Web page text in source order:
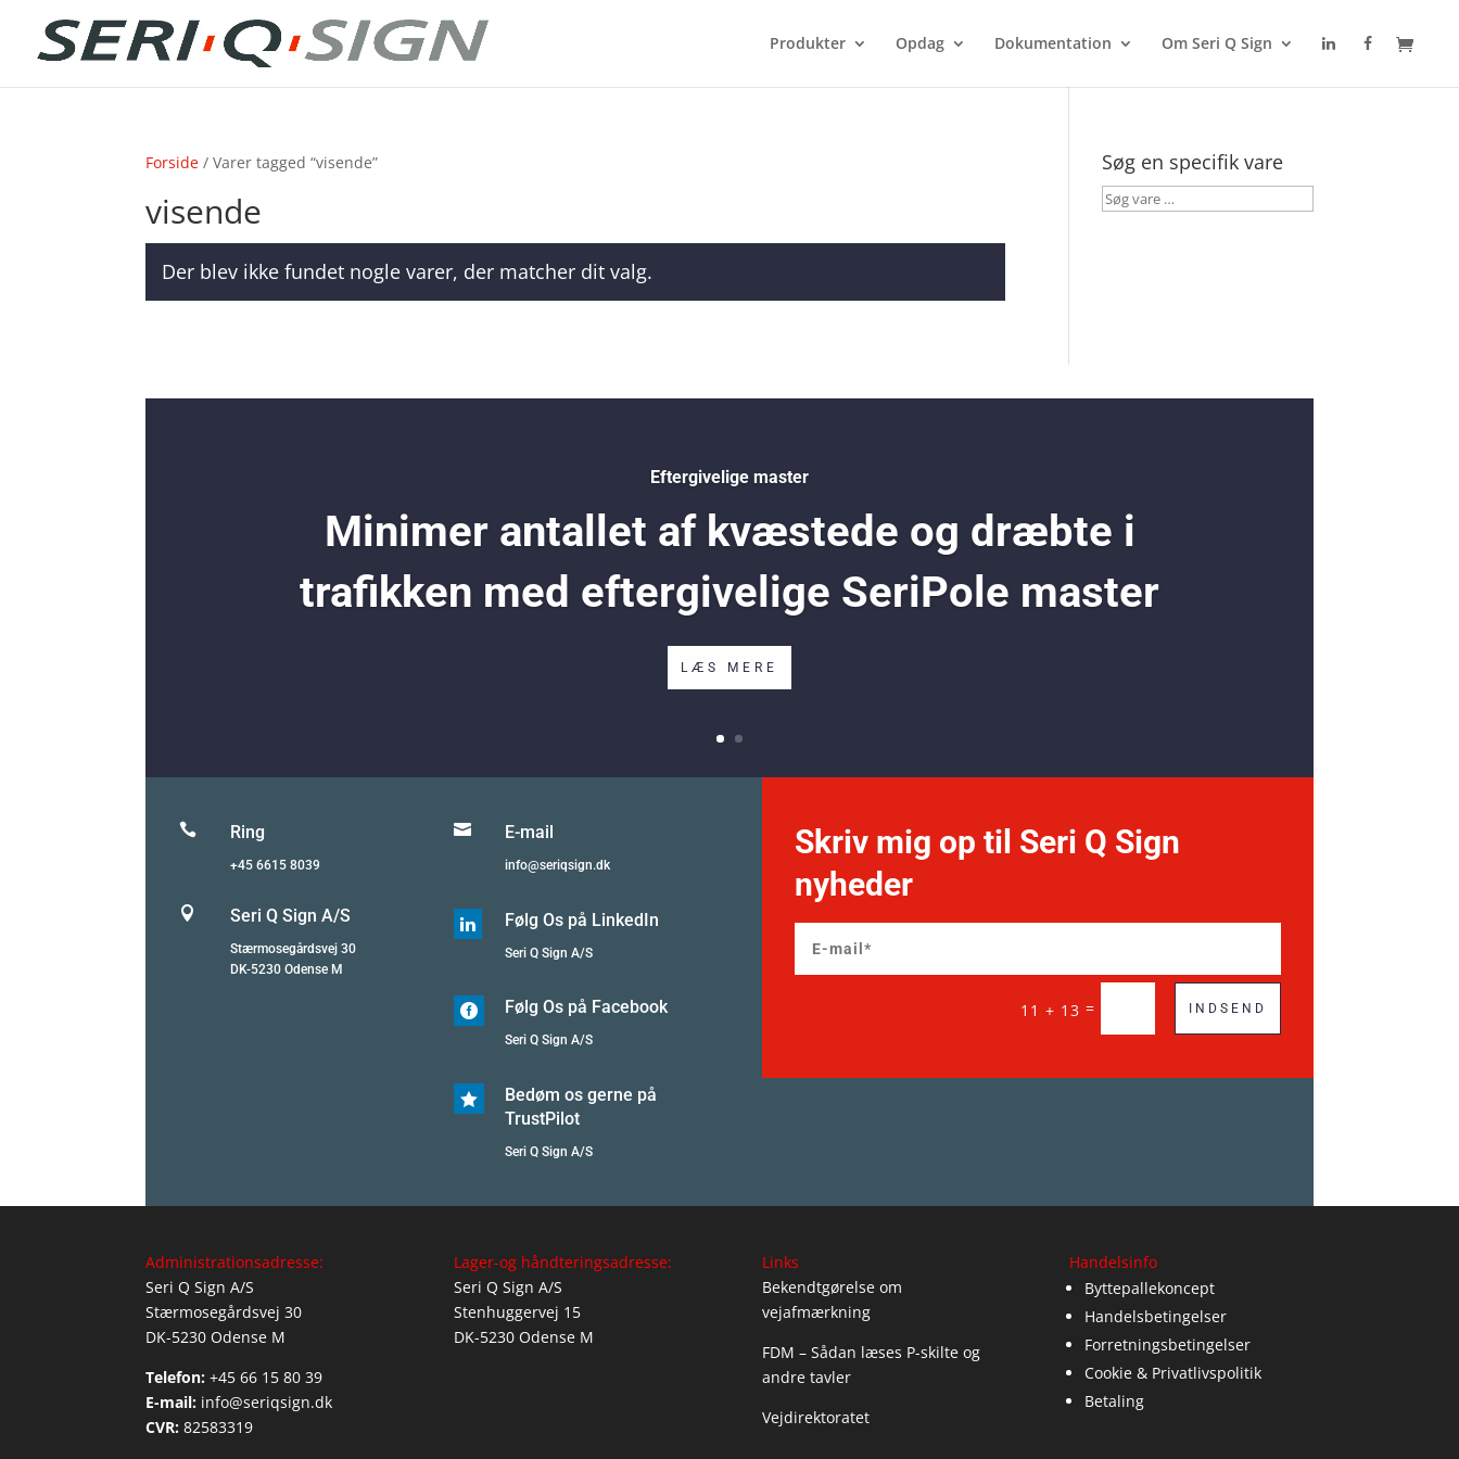
Produkter Opdag Dokumentation Om Seri Q Sign
Forside / Varer tagged “visende”
visende
Der blev ikke fundet nogle varer, der matcher dit valg.
Søg en specifik vare
Søg
Eftergivelige master
Minimer antallet af kvæstede og dræbte i
trafikken med eftergivelige SeriPole master
LÆS MERE
 Ring
+45 6615 8039
 Seri Q Sign A/S
Stærmosegårdsvej 30
DK-5230 Odense M
 E-mail
info@seriqsign.dk
 Følg Os på LinkedIn
Seri Q Sign A/S
 Følg Os på Facebook
Seri Q Sign A/S

Bedøm os gerne på
TrustPilot
Seri Q Sign A/S
Skriv mig op til Seri Q Sign
nyheder
11 + 13 = INDSEND
Administrationsadresse:
Seri Q Sign A/S
Stærmosegårdsvej 30
DK-5230 Odense M
Telefon: +45 66 15 80 39
E-mail: info@seriqsign.dk
CVR: 82583319
Lager-og håndteringsadresse:
Seri Q Sign A/S
Stenhuggervej 15
DK-5230 Odense M
Links
Bekendtgørelse om
vejafmærkning
FDM – Sådan læses P-skilte og
andre tavler
Vejdirektoratet
Handelsinfo
Byttepallekoncept
Handelsbetingelser
Forretningsbetingelser
Cookie & Privatlivspolitik
Betaling